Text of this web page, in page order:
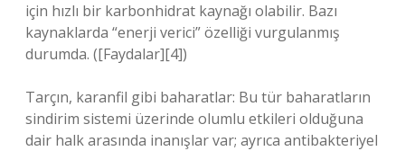
için hızlı bir karbonhidrat kaynağı olabilir. Bazı
kaynaklarda “enerji verici” özelliği vurgulanmış
durumda. ([Faydalar][4])
Tarçın, karanfil gibi baharatlar: Bu tür baharatların
sindirim sistemi üzerinde olumlu etkileri olduğuna
dair halk arasında inanışlar var; ayrıca antibakteriyel